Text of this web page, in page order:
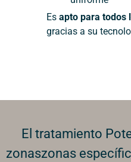
Es apto para todos
gracias a su
El tratamiento
zonaszonas